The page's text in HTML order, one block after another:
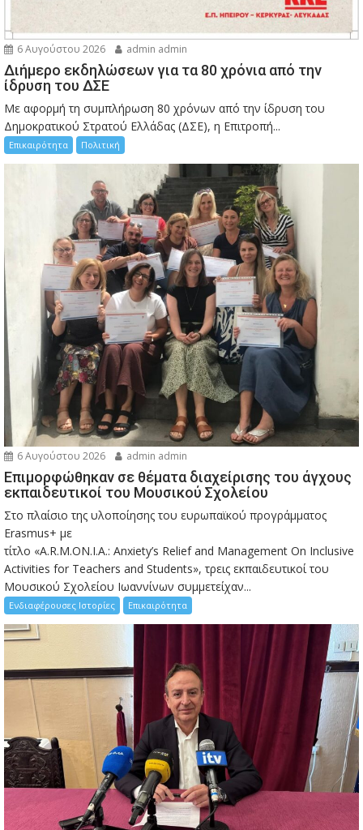
6 Αυγούστου 2026 admin admin
Διήμερο εκδηλώσεων για τα 80 χρόνια από την
ίδρυση του ΔΣΕ
Με αφορμή τη συμπλήρωση 80 χρόνων από την ίδρυση του
Δημοκρατικού Στρατού Ελλάδας (ΔΣΕ), η Επιτροπή...
Επικαιρότητα Πολιτική
6 Αυγούστου 2026 admin admin
Eπιμορφώθηκαν σε θέματα διαχείρισης του άγχους
εκπαιδευτικοί του Μουσικού Σχολείου
Στο πλαίσιο της υλοποίησης του ευρωπαϊκού προγράμματος
Erasmus+ με
τίτλο «A.R.M.ON.I.A.: Anxiety’s Relief and Management On Inclusive
Activities for Teachers and Students», τρεις εκπαιδευτικοί του
Μουσικού Σχολείου Ιωαννίνων συμμετείχαν...
Ενδιαφέρουσες Ιστορίες Επικαιρότητα